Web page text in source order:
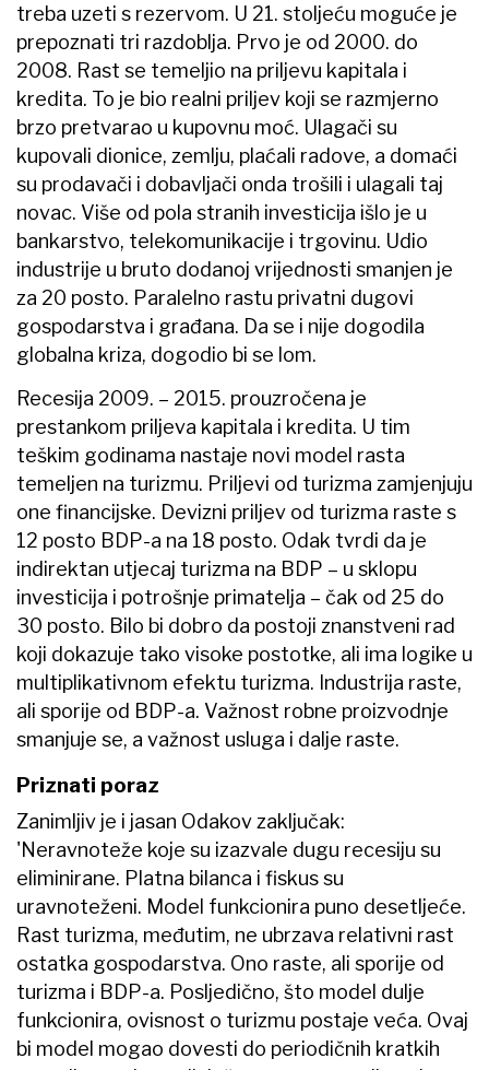
treba uzeti s rezervom. U 21. stoljeću moguće je
prepoznati tri razdoblja. Prvo je od 2000. do
2008. Rast se temeljio na priljevu kapitala i
kredita. To je bio realni priljev koji se razmjerno
brzo pretvarao u kupovnu moć. Ulagači su
kupovali dionice, zemlju, plaćali radove, a domaći
su prodavači i dobavljači onda trošili i ulagali taj
novac. Više od pola stranih investicija išlo je u
bankarstvo, telekomunikacije i trgovinu. Udio
industrije u bruto dodanoj vrijednosti smanjen je
za 20 posto. Paralelno rastu privatni dugovi
gospodarstva i građana. Da se i nije dogodila
globalna kriza, dogodio bi se lom.
Recesija 2009. – 2015. prouzročena je
prestankom priljeva kapitala i kredita. U tim
teškim godinama nastaje novi model rasta
temeljen na turizmu. Priljevi od turizma zamjenjuju
one financijske. Devizni priljev od turizma raste s
12 posto BDP-a na 18 posto. Odak tvrdi da je
indirektan utjecaj turizma na BDP – u sklopu
investicija i potrošnje primatelja – čak od 25 do
30 posto. Bilo bi dobro da postoji znanstveni rad
koji dokazuje tako visoke postotke, ali ima logike u
multiplikativnom efektu turizma. Industrija raste,
ali sporije od BDP-a. Važnost robne proizvodnje
smanjuje se, a važnost usluga i dalje raste.
Priznati poraz
Zanimljiv je i jasan Odakov zaključak:
'Neravnoteže koje su izazvale dugu recesiju su
eliminirane. Platna bilanca i fiskus su
uravnoteženi. Model funkcionira puno desetljeće.
Rast turizma, međutim, ne ubrzava relativni rast
ostatka gospodarstva. Ono raste, ali sporije od
turizma i BDP-a. Posljedično, što model dulje
funkcionira, ovisnost o turizmu postaje veća. Ovaj
bi model mogao dovesti do periodičnih kratkih